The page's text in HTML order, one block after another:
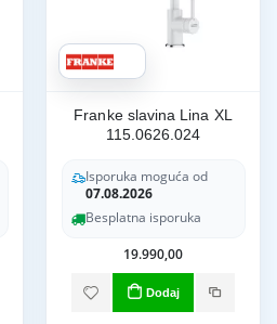
Franke slavina Lina XL
115.0626.024
Isporuka moguća od
07.08.2026
Besplatna isporuka
19.990,00
Dodaj